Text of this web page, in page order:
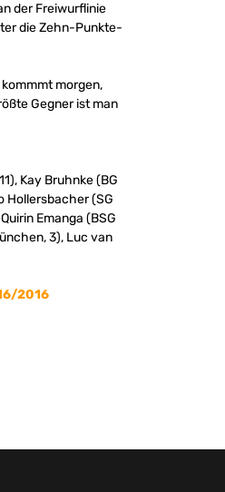
der Freiwurflinie
die Zehn-Punkte-
morgen,
Gegner ist man
Kay Bruhnke (BG
Hollersbacher (SG
Emanga (BSG
3), Luc van
2016